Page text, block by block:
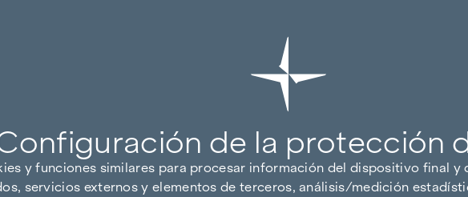
de la protección
y funciones similares para procesar información del dispositivo final y
servicios externos y elementos de terceros, análisis/medición